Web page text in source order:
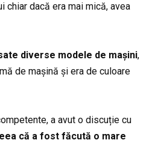
chiar dacă era mai mică, avea
diverse modele de mașini,
de mașină și era de culoare
a avut o discuție cu
că a fost făcută o mare